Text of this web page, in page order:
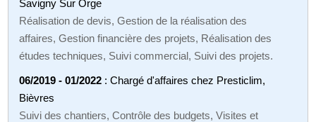
Savigny Sur Orge
Réalisation de devis, Gestion de la réalisation des
affaires, Gestion financière des projets, Réalisation des
études techniques, Suivi commercial, Suivi des projets.
06/2019 - 01/2022 : Chargé d'affaires chez Presticlim,
Bièvres
Suivi des chantiers, Contrôle des budgets, Visites et